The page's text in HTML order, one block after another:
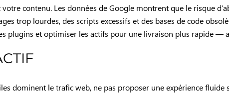
contenu. Les données de Google montrent que le risque
trop lourdes, des scripts excessifs et des bases de code
plugins et optimiser les actifs pour une livraison plus rapide —
dominent le trafic web, ne pas proposer une expérience